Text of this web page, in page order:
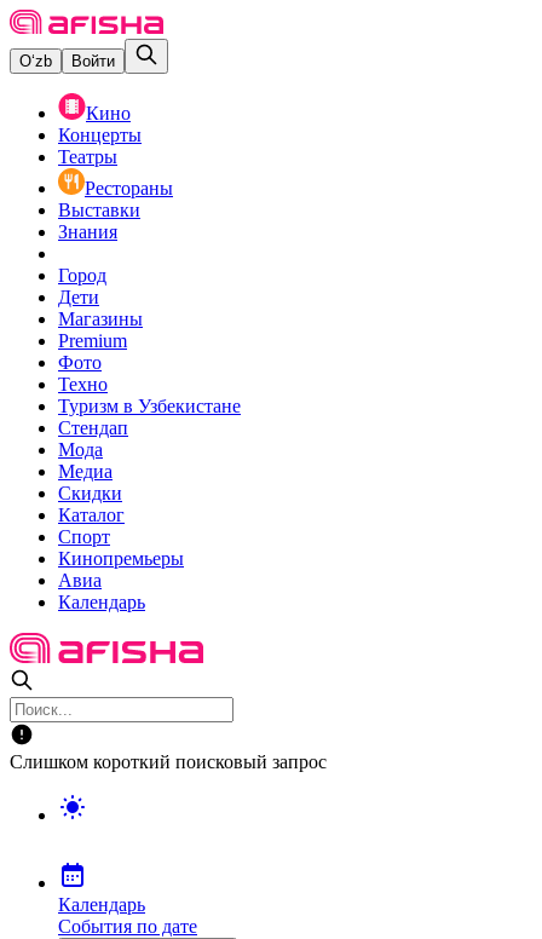
O‘zb Войти
Кино
Концерты
Театры
Рестораны
Выставки
Знания
Город
Дети
Магазины
Premium
Фото
Техно
Туризм в Узбекистане
Стендап
Мода
Медиа
Скидки
Каталог
Спорт
Кинопремьеры
Авиа
Календарь
Слишком короткий поисковый запрос
Календарь
События по дате